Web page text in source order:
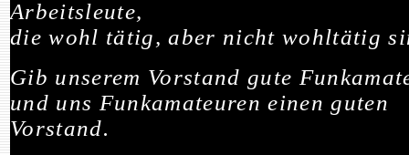
Arbeitsleute,
die wohl tätig, aber nicht wohltätig
Gib unserem Vorstand gute
und uns Funkamateuren einen guten
Vorstand.